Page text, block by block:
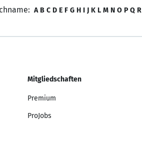
A B C D E F G H I J K L M N O P Q R
Mitgliedschaften
Premium
ProJobs